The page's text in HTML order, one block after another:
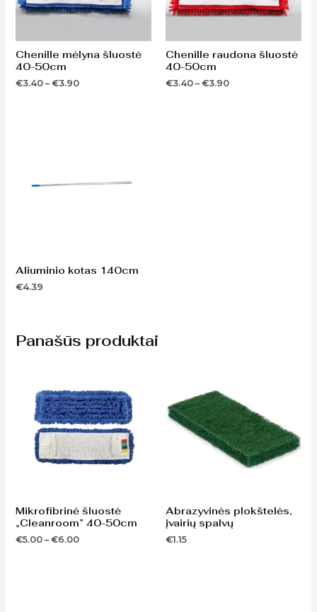
Chenille mėlyna šluostė
40-50cm
€3.40 – €3.90
Chenille raudona šluostė
40-50cm
€3.40 – €3.90
Aliuminio kotas 140cm
€4.39
Panašūs produktai
Mikrofibrinė šluostė
„Cleanroom” 40-50cm
€5.00 – €6.00
€5.00
through
€6.00
Abrazyvinės plokštelės,
įvairių spalvų
€1.15